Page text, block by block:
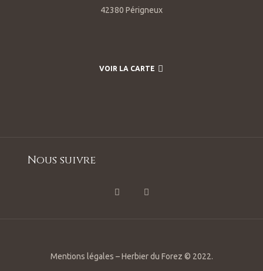
42380 Périgneux
VOIR LA CARTE
Nous suivre
Mentions légales – Herbier du Forez © 2022.